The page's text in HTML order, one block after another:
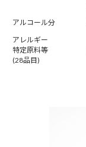
アルコール分
アレルギー
特定原料等
(28品目)